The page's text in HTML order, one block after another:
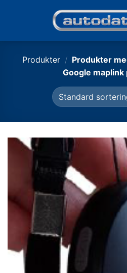
Produkter / Produkter
Google maplink